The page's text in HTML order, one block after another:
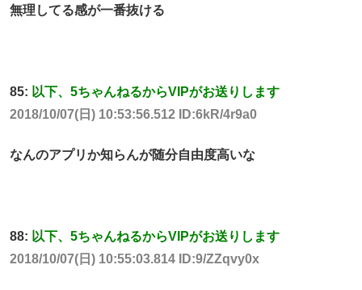
無理してる感が一番抜ける
85: 以下、5ちゃんねるからVIPがお送りします
2018/10/07(日) 10:53:56.512 ID:6kR/4r9a0
なんのアプリか知らんが随分自由度高いな
88: 以下、5ちゃんねるからVIPがお送りします
2018/10/07(日) 10:55:03.814 ID:9/ZZqvy0x